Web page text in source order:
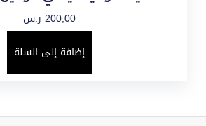
200,00 ر.س
إضافة إلى السلة